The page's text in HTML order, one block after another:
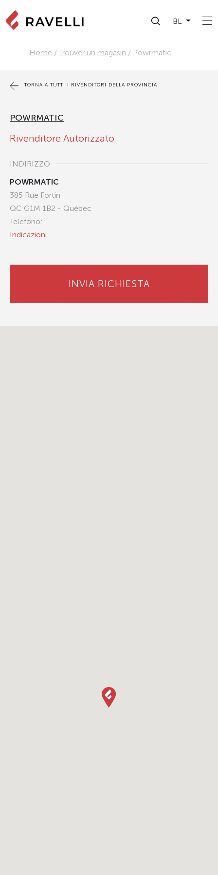
BL
Home / Trouver un magasin / Powrmatic
TORNA A TUTTI I RIVENDITORI DELLA PROVINCIA
POWRMATIC
Rivenditore Autorizzato
INDIRIZZO
POWRMATIC
385 Rue Fortin
QC G1M 1B2 - Québec
Telefono:
Indicazioni
INVIA RICHIESTA